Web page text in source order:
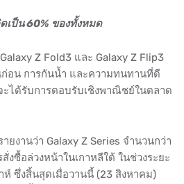
เป็น 60% ของทั้งหมด
Z Fold3 และ Galaxy Z Flip3
อน การกันน้ำ และความทนทานที่ดี
ได้รับการตอบรับเชิงพาณิชย์ในตลาด
ยงานว่า Galaxy Z Series จำนวนกว่า
งซื้อล่วงหน้าในเกาหลีใต้ ในช่วงระยะ
ห์ ซึ่งสิ้นสุดเมื่อวานนี้ (23 สิงหาคม)